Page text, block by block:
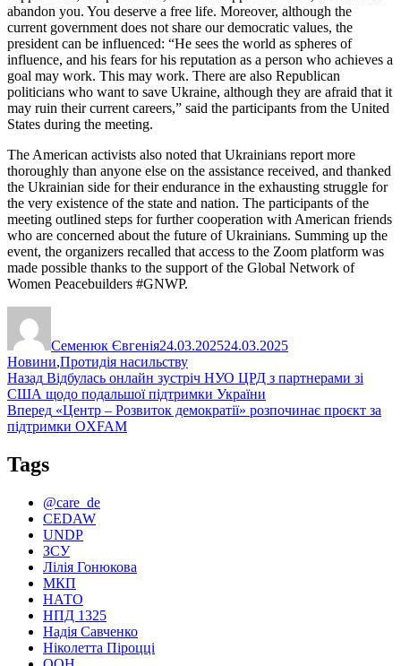
abandon you. You deserve a free life. Moreover, although the
current government does not share our democratic values, the
president can be influenced: “He sees the world as spheres of
influence, and his fears for his reputation as a person who achieves a
goal may work. This may work. There are also Republican
politicians who want to save Ukraine, although they are afraid that it
may ruin their current careers,” said the participants from the United
States during the meeting.
The American activists also noted that Ukrainians report more
thoroughly than anyone else on the assistance received, and thanked
the Ukrainian side for their endurance in the exhausting struggle for
the very existence of the state and nation. The participants of the
meeting outlined steps for further cooperation with American friends
who are concerned about the future of Ukrainians. Summing up the
event, the organizers recalled that access to the Zoom platform was
made possible thanks to the support of the Global Network of
Women Peacebuilders #GNWP.
Семенюк Євгенія24.03.202524.03.2025
Новини,Протидія насильству
Навігація
записів
Назад Попередній
запис:
Відбулась онлайн зустріч НУО ЦРД з партнерами зі
США щодо подальшої підтримки України
Вперед Наступний
запис:
«Центр – Розвиток демократії» розпочинає проєкт за
підтримки OXFAM
Tags
@care_de
CEDAW
UNDP
ЗСУ
Лілія Гонюкова
МКП
НАТО
НПД 1325
Надія Савченко
Ніколетта Піроцці